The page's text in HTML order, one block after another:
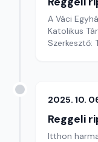
A Váci
Katolikus
Szerkesztő:
2025. 10.
Reggeli
Itthon